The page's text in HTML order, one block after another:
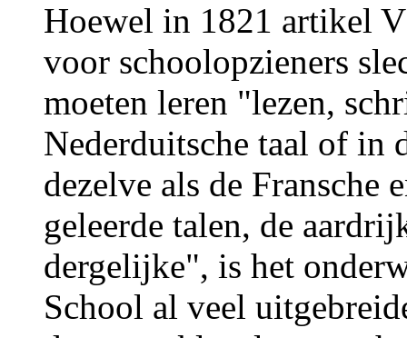
Hoewel in 1821 artikel
voor schoolopzieners
moeten leren "lezen,
Nederduitsche taal of in
dezelve als de Fransche
geleerde talen, de
dergelijke", is het
School al veel